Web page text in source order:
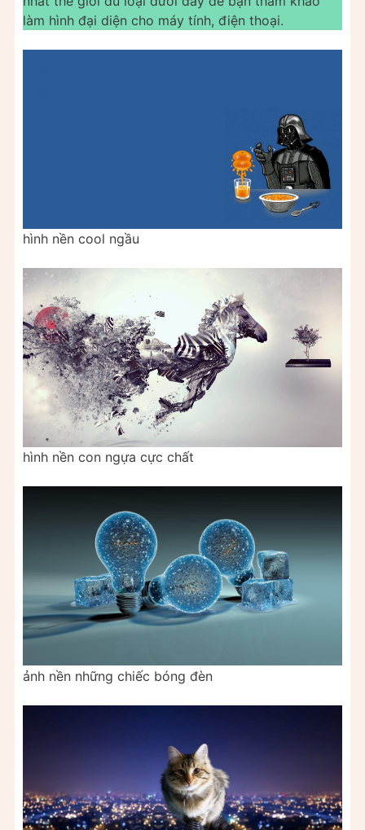
làm hình đại diện cho máy tính, điện thoại.
hình nền cool ngầu
hình nền con ngựa cực chất
ảnh nền những chiếc bóng đèn